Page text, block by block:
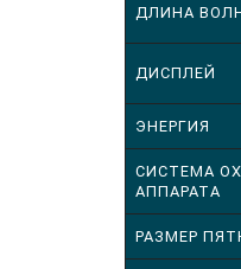
ДЛИНА
ДИСПЛЕЙ
ЭНЕРГИЯ
СИСТЕМА
АППАРАТА
РАЗМЕР